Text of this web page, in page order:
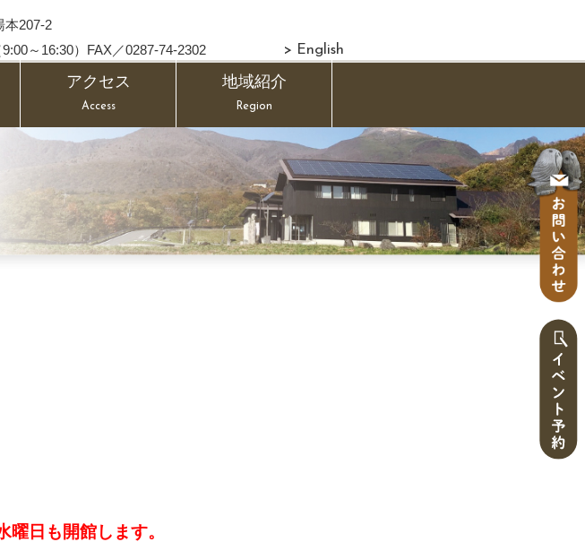
本207-2
～16:30）FAX／0287-74-2302
> English
アクセス
Access
地域紹介
Region
日も開館します。